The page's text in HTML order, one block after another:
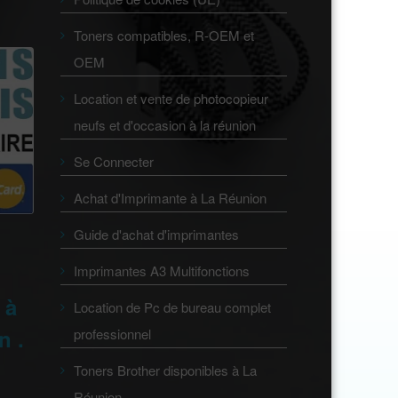
.
Toners compatibles, R-OEM et
OEM
Location et vente de photocopieur
neufs et d'occasion à la réunion
Se Connecter
Achat d'Imprimante à La Réunion
Guide d'achat d'imprimantes
Imprimantes A3 Multifonctions
Location de Pc de bureau complet
professionnel
Toners Brother disponibles à La